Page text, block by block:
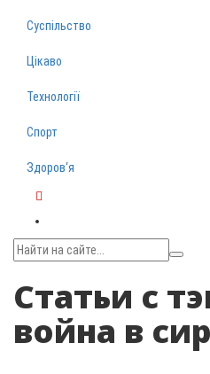
Суспільство
Цікаво
Технології
Спорт
Здоров‘я
Статьи с
война в